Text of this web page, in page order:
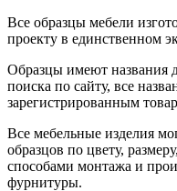
Все образцы мебели
проекту в единственном
Образцы имеют названия
поиска по сайту, все
зарегистрированным
Все мебельные изделия
образцов по цвету,
способами монтажа и
фурнитуры.